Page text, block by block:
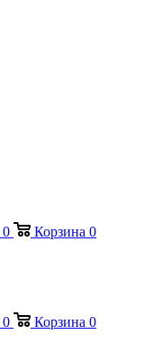
0 Корзина 0
0 Корзина 0